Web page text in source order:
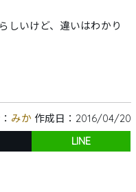
しいけど、違いはわかり
みか 作成日：2016/04/20
LINE